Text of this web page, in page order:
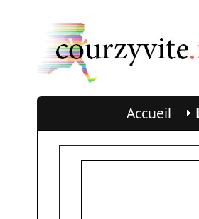
Accueil